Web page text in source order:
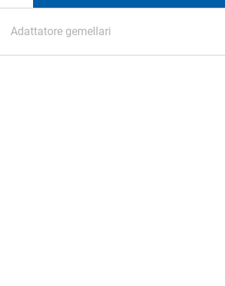
Adattatore gemellari